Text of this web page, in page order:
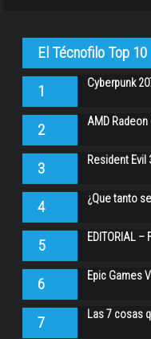
El Técnofilo Top 10
1 Cyberpunk
2 AMD
3 Resident Evil
4 ¿Que tanto
5 EDITORIAL
6 Epic Games
7 Las 7 cosas